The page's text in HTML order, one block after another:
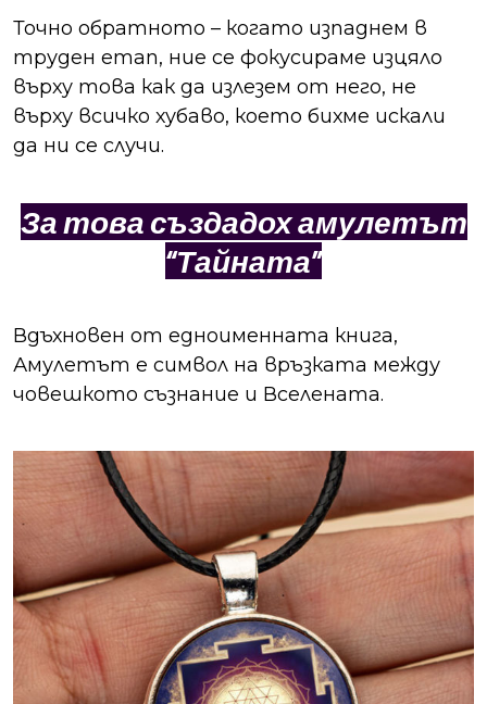
Точно обратното – когато изпаднем в
труден етап, ние се фокусираме изцяло
върху това как да излезем от него, не
върху всичко хубаво, което бихме искали
да ни се случи.
За това създадох амулетът
“Тайната”
Вдъхновен от едноименната книга,
Амулетът е символ на връзката между
човешкото съзнание и Вселената.